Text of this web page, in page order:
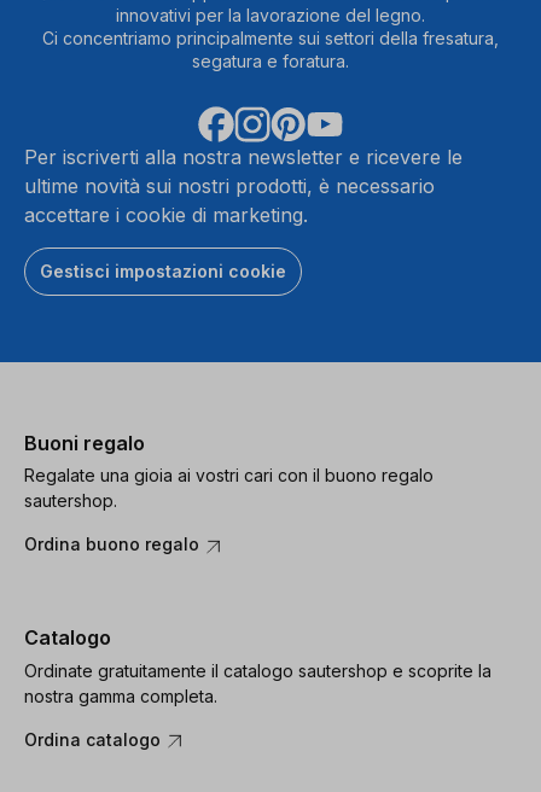
innovativi per la lavorazione del legno.
Ci concentriamo principalmente sui settori della fresatura,
segatura e foratura.
Per iscriverti alla nostra newsletter e ricevere le
ultime novità sui nostri prodotti, è necessario
accettare i cookie di marketing.
Gestisci impostazioni cookie
Buoni regalo
Regalate una gioia ai vostri cari con il buono regalo
sautershop.
Ordina buono regalo
Catalogo
Ordinate gratuitamente il catalogo sautershop e scoprite la
nostra gamma completa.
Ordina catalogo